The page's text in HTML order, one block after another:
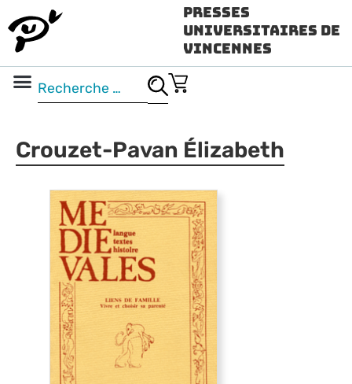
Presses
Universitaires de
Vincennes
Crouzet-Pavan Élizabeth